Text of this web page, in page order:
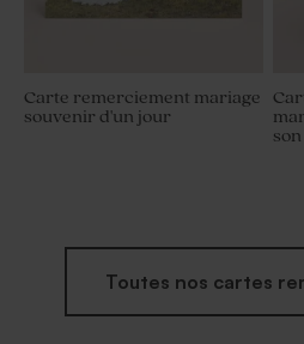
Carte remerciement mariage
souvenir d'un jour
Toutes nos cartes